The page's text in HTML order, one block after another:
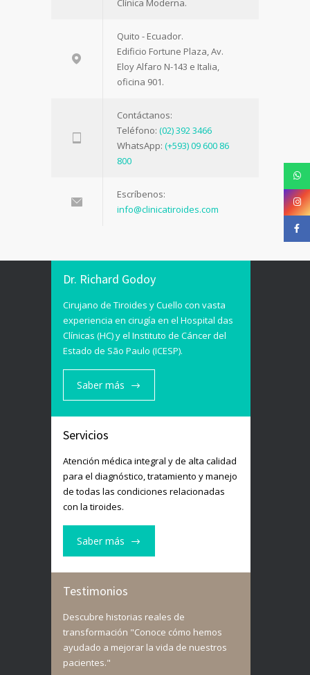
Clínica Moderna.
Quito - Ecuador.
Edificio Fortune Plaza, Av.
Eloy Alfaro N-143 e Italia,
oficina 901.
Contáctanos:
Teléfono: (02) 392 3466
WhatsApp: (+593) 09 600 86
800
Escríbenos:
info@clinicatiroides.com
Dr. Richard Godoy
Cirujano de Tiroides y Cuello con vasta
experiencia en cirugía en el Hospital das
Clínicas (HC) y el Instituto de Cáncer del
Estado de São Paulo (ICESP).
Saber más
Servicios
Atención médica integral y de alta calidad
para el diagnóstico, tratamiento y manejo
de todas las condiciones relacionadas
con la tiroides.
Saber más
Testimonios
Descubre historias reales de
transformación "Conoce cómo hemos
ayudado a mejorar la vida de nuestros
pacientes."